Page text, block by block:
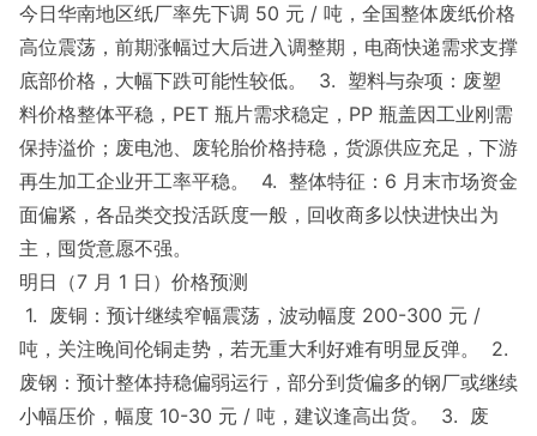
今日华南地区纸厂率先下调 50 元 / 吨，全国整体废纸价格
高位震荡，前期涨幅过大后进入调整期，电商快递需求支撑
底部价格，大幅下跌可能性较低。 3. 塑料与杂项：废塑
料价格整体平稳，PET 瓶片需求稳定，PP 瓶盖因工业刚需
保持溢价；废电池、废轮胎价格持稳，货源供应充足，下游
再生加工企业开工率平稳。 4. 整体特征：6 月末市场资金
面偏紧，各品类交投活跃度一般，回收商多以快进快出为
主，囤货意愿不强。
明日（7 月 1 日）价格预测
1. 废铜：预计继续窄幅震荡，波动幅度 200-300 元 /
吨，关注晚间伦铜走势，若无重大利好难有明显反弹。 2.
废钢：预计整体持稳偏弱运行，部分到货偏多的钢厂或继续
小幅压价，幅度 10-30 元 / 吨，建议逢高出货。 3. 废